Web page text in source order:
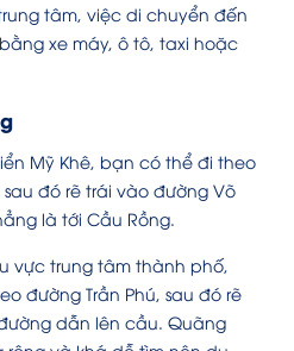
tâm, việc di chuyển đến
xe máy, ô tô, taxi hoặc
Mỹ Khê, bạn có thể đi theo
đó rẽ trái vào đường Võ
là tới Cầu Rồng.
vực trung tâm thành phố,
đường Trần Phú, sau đó rẽ
dẫn lên cầu. Quãng